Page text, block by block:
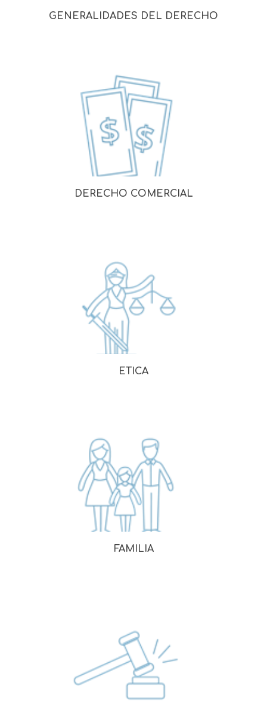
GENERALIDADES DEL DERECHO
DERECHO COMERCIAL
ETICA
FAMILIA